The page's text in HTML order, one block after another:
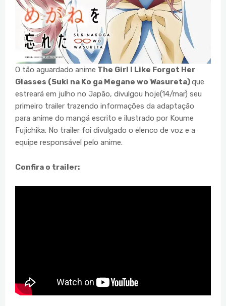
O tão aguardado anime The Girl I Like Forgot Her
Glasses (Suki na Ko ga Megane wo Wasureta)que
estreará em julho no Japão, divulgou hoje(14/mar) seu
primeiro trailer trazendo informações da adaptação
para anime do mangá escrito e ilustrado por Koume
Fujichika. No trailer foi divulgado o elenco de voz e a
equipe responsável pelo anime.
Confira o trailer: